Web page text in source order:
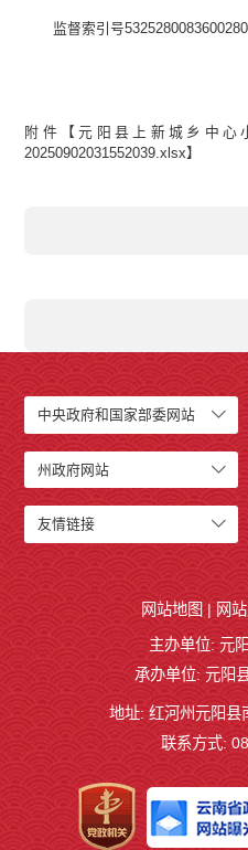
监督索引号
附件【元阳县上新城乡中心
20250902031552039.xlsx】
中央政府和国家部委网站
州政府网站
友情链接
网站地图 | 网
主办单位: 元
承办单位: 元阳
地址: 红河州元阳县
联系方式: